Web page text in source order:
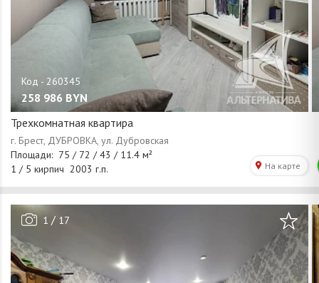
258 986 BYN
Трехкомнатная квартира
1 / 17